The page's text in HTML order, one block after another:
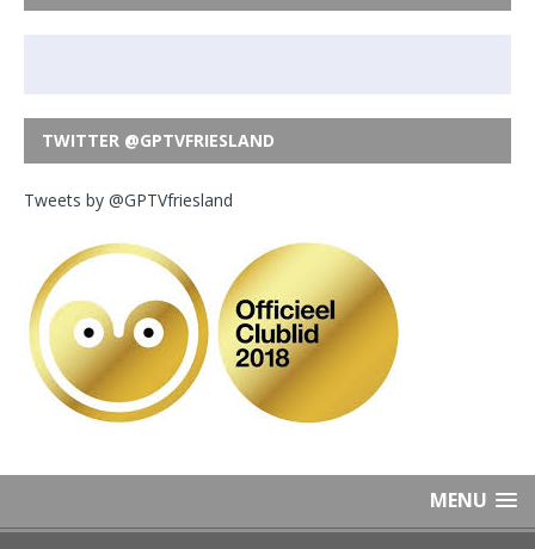
TWITTER @GPTVFRIESLAND
Tweets by @GPTVfriesland
MENU